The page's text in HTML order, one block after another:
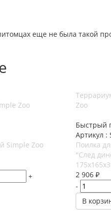
еще не была такой
Zoo
Zoo
Simple Zoo
+
Быстрый
Артикул :
Поилка
"След
2 906₽
-
В